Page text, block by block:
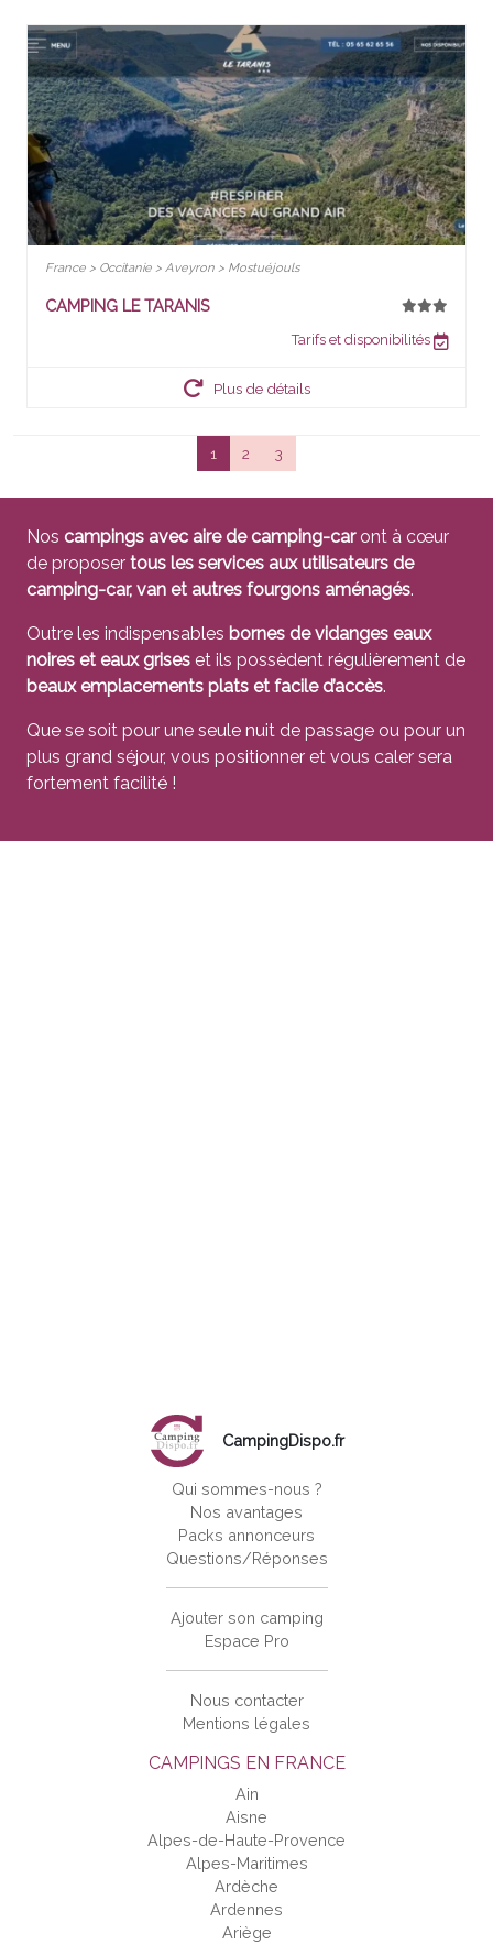
France > Occitanie > Aveyron > Mostuéjouls
CAMPING LE TARANIS
Tarifs et disponibilités
Plus de détails
1 2 3
Nos campings avec aire de camping-caront à cœur
de proposer tous les services aux utilisateurs de
camping-car, van et autres fourgons aménagés.
Outre les indispensables bornes de vidanges eaux
noires et eaux grises et ils possèdent régulièrement de
beaux emplacements plats et facile d’accès.
Que se soit pour une seule nuit de passage ou pour un
plus grand séjour, vous positionner et vous caler sera
fortement facilité !
CAMPINGS EN FRANCE
Ain
Aisne
Alpes-de-Haute-Provence
Alpes-Maritimes
Ardèche
Ardennes
Ariège
CampingDispo.fr
Qui sommes-nous ?
Nos avantages
Packs annonceurs
Questions/Réponses
Ajouter son camping
Espace Pro
Nous contacter
Mentions légales